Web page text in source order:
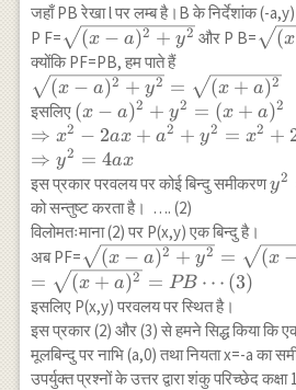
जहाँ PB रेखा l पर लम्ब है।B के निर्देशांक (-
P F=\sqrt{(x-
a)^2+y^2}
(x − a)2 + y2 और P B= (x
क्योंकि PF=PB, हम पाते हैं
\sqrt{(x-
a)^2+y^2}=\sqrt{(x+a)^2}
(x − a)2 + y2 = (x + a)2
इसलिए (x-a)^2+y^2=
(x+a)^2 \\
\Rightarrow x^2-2
a
x+a^2+y^2=x^2+2
a x+a^2 \\
\Rightarrow y^2=4
a x
(x − a)2 + y2 = (x + a)2
⇒ x2 − 2ax + a2 + y2 = x2 +
⇒ y2 = 4ax
इस प्रकार परवलय पर कोई बिन्दु समीकरणy2
को सन्तुष्ट करता है। …. (2)
विलोमतःमाना (2) पर P(x,y) एक बिन्दु है।
अब PF=\sqrt{(x-
a)^2+y^2}=\sqrt{(x-
a)^2+4ax} \\
=\sqrt{(x+a)^2}=P
B \cdots(3)
(x − a)2 + y2 = (x
= (x + a)2 = PB ⋯ (3)
इसलिए P(x,y) परवलय पर स्थित है।
इस प्रकार (2) और (3) से हमने सिद्ध किया कि
मूलबिन्दु पर नाभि (a,0) तथा नियता x=-a का
उपर्युक्त प्रश्नों के उत्तर द्वारा शंकु परिच्छेद